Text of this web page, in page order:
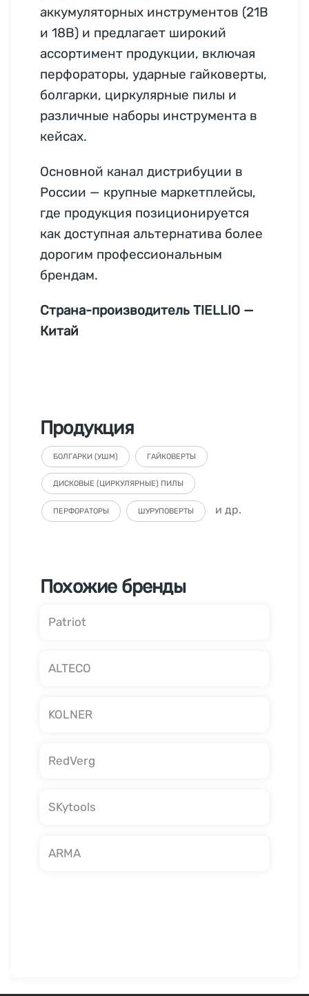
аккумуляторных инструментов (21В
и 18В) и предлагает широкий
ассортимент продукции, включая
перфораторы, ударные гайковерты,
болгарки, циркулярные пилы и
различные наборы инструмента в
кейсах.
Основной канал дистрибуции в
России — крупные маркетплейсы,
где продукция позиционируется
как доступная альтернатива более
дорогим профессиональным
брендам.
Страна-производитель TIELLIO —
Китай
Продукция
БОЛГАРКИ (УШМ) ГАЙКОВЕРТЫ
ДИСКОВЫЕ (ЦИРКУЛЯРНЫЕ) ПИЛЫ
ПЕРФОРАТОРЫ ШУРУПОВЕРТЫ и др.
Похожие бренды
Patriot
ALTECO
KOLNER
RedVerg
SKytools
ARMA